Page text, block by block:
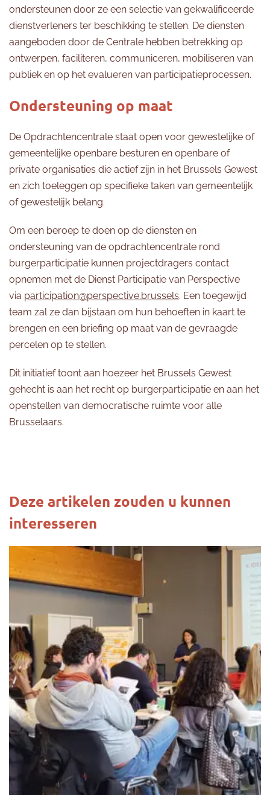
ondersteunen door ze een selectie van gekwalificeerde
dienstverleners ter beschikking te stellen. De diensten
aangeboden door de Centrale hebben betrekking op
ontwerpen, faciliteren, communiceren, mobiliseren van
publiek en op het evalueren van participatieprocessen.
Ondersteuning op maat
De Opdrachtencentrale staat open voor gewestelijke of
gemeentelijke openbare besturen en openbare of
private organisaties die actief zijn in het Brussels Gewest
en zich toeleggen op specifieke taken van gemeentelijk
of gewestelijk belang.
Om een beroep te doen op de diensten en
ondersteuning van de opdrachtencentrale rond
burgerparticipatie kunnen projectdragers contact
opnemen met de Dienst Participatie van Perspective
via participation@perspective.brussels. Een toegewijd
team zal ze dan bijstaan om hun behoeften in kaart te
brengen en een briefing op maat van de gevraagde
percelen op te stellen.
Dit initiatief toont aan hoezeer het Brussels Gewest
gehecht is aan het recht op burgerparticipatie en aan het
openstellen van democratische ruimte voor alle
Brusselaars.
Deze artikelen zouden u kunnen
interesseren